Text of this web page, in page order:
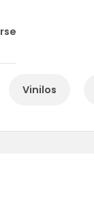
Vinilos